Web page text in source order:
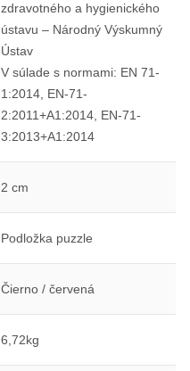
zdravotného a hygienického
ústavu – Národný Výskumný
Ústav
V súlade s normami: EN 71-
1:2014, EN-71-
2:2011+A1:2014, EN-71-
3:2013+A1:2014
2 cm
Podložka puzzle
Čierno / červená
6,72kg